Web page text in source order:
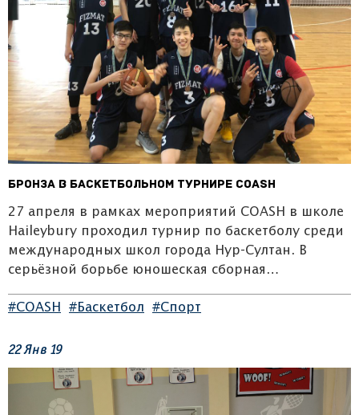
Бронза в баскетбольном турнире COASH
27 апреля в рамках мероприятий COASH в школе
Haileybury проходил турнир по баскетболу среди
международных школ города Нур-Султан. В
серьёзной борьбе юношеская сборная…
#COASH #Баскетбол #Спорт
22Янв 19